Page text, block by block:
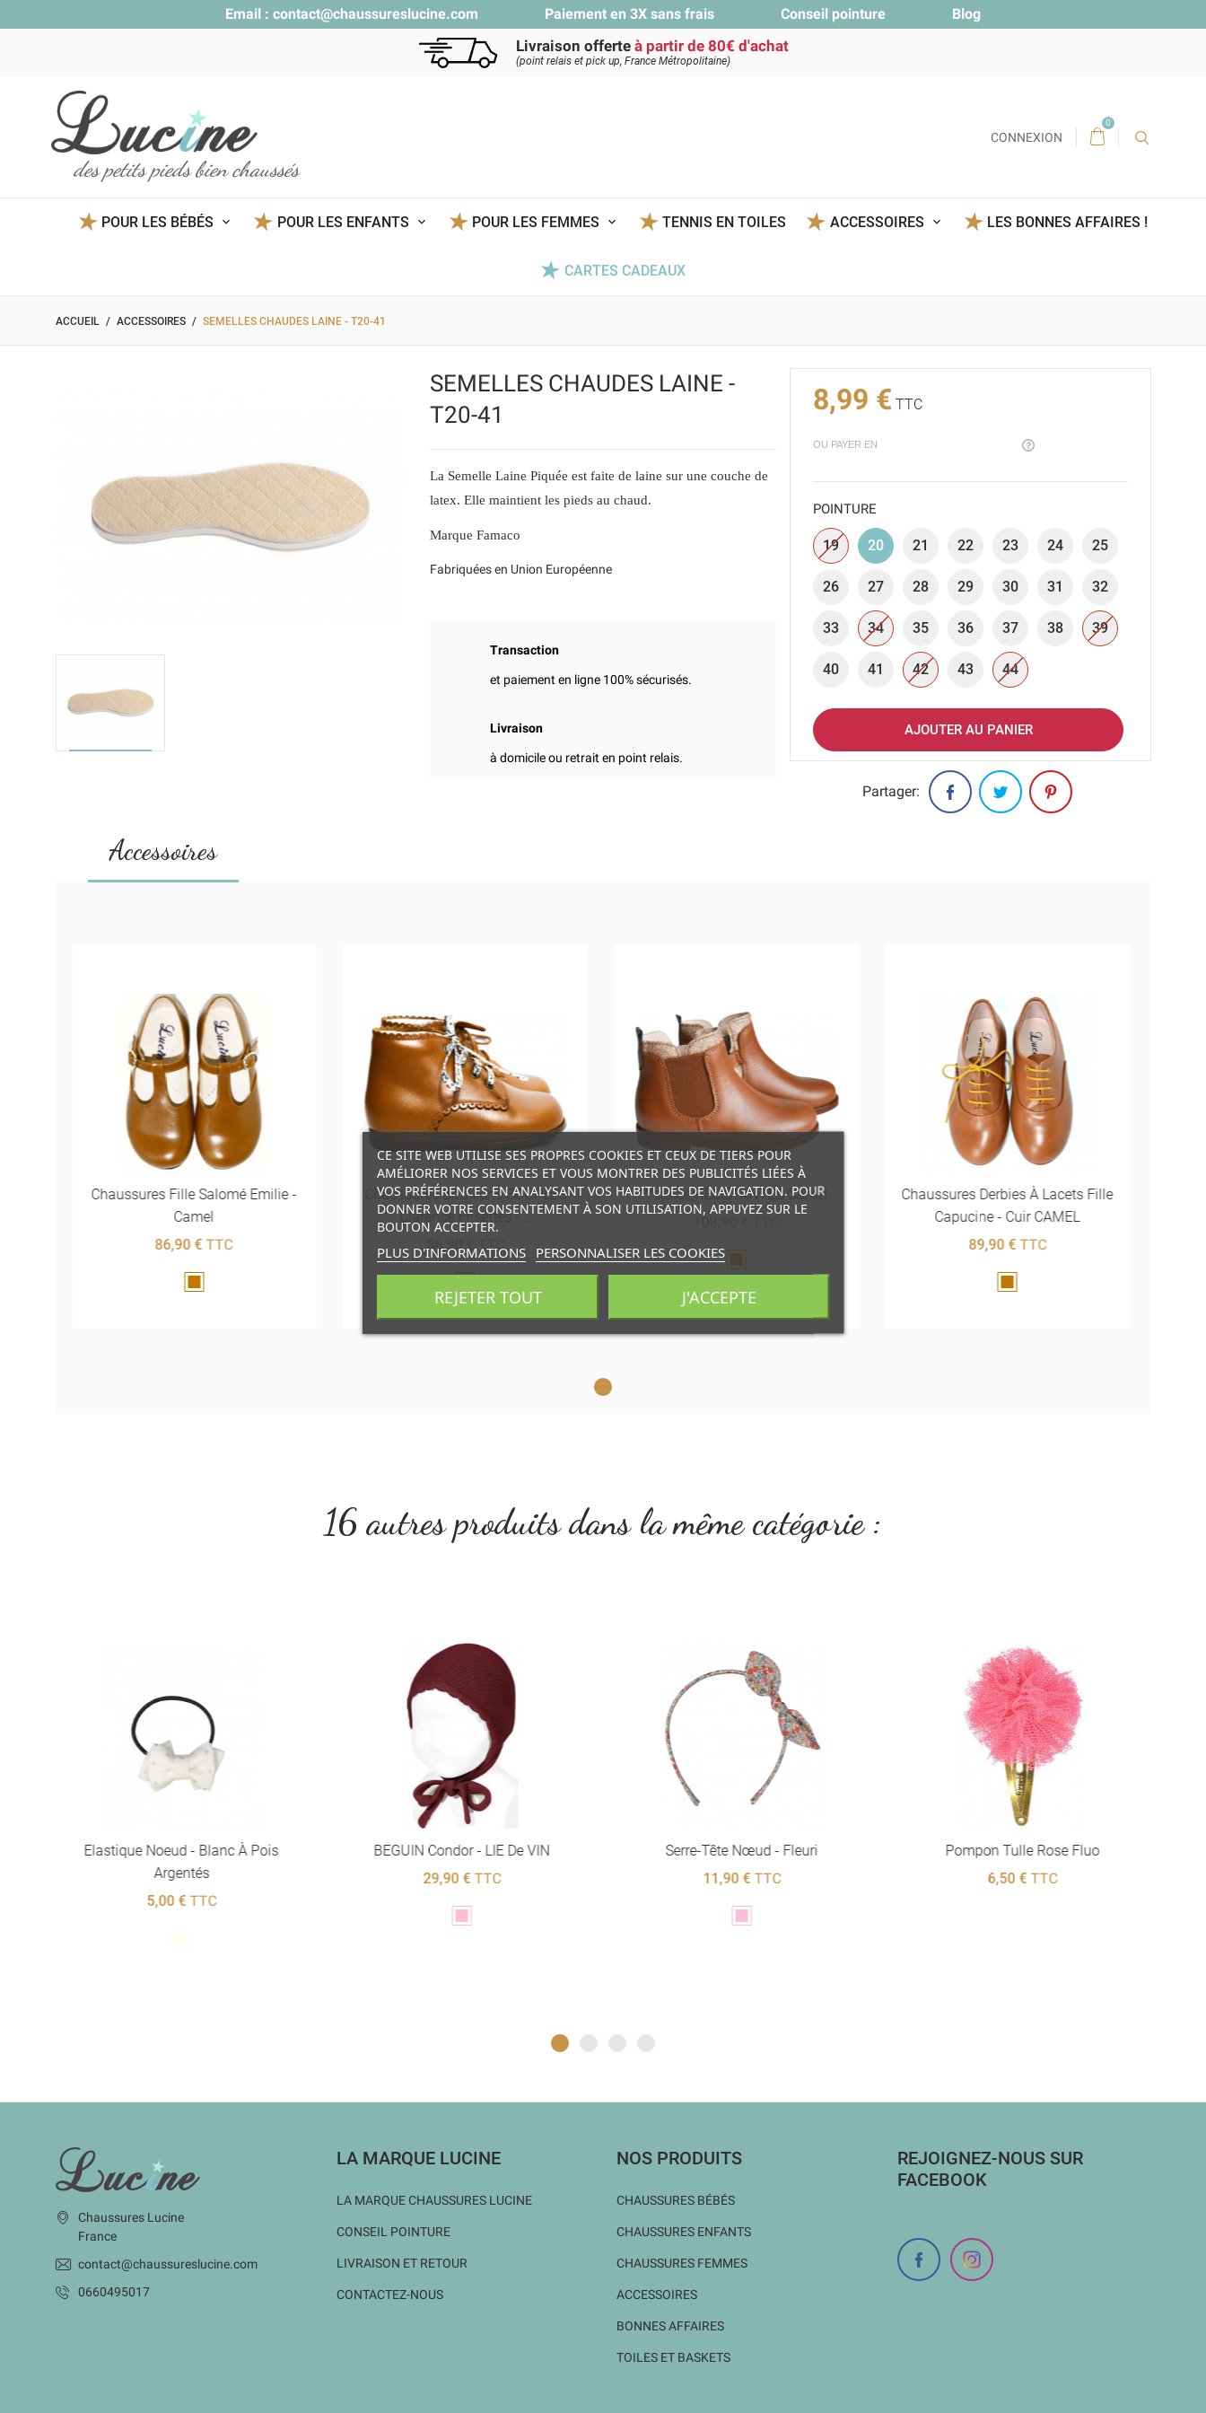
Email : contact@chaussureslucine.com Paiement en 3X sans frais Conseil pointure Blog
Livraison offerte à partir de 80€ d'achat
(point relais et pick up, France Métropolitaine)
des petits pieds bien chaussés
CONNEXION
0
POUR LES BÉBÉS POUR LES ENFANTS POUR LES FEMMES TENNIS EN TOILES ACCESSOIRES LES BONNES AFFAIRES !
CARTES CADEAUX
ACCUEIL ACCESSOIRES SEMELLES CHAUDES LAINE - T20-41
SEMELLES CHAUDES LAINE -
T20-41
La Semelle Laine Piquée est faite de laine sur une couche de
latex. Elle maintient les pieds au chaud.
Marque Famaco
Fabriquées en Union Européenne
Transaction
et paiement en ligne 100% sécurisés.
Livraison
à domicile ou retrait en point relais.
8,99 € TTC
OU PAYER EN
POINTURE
19 20 21 22 23 24 25
26 27 28 29 30 31 32
33 34 35 36 37 38 39
40 41 42 43 44
AJOUTER AU PANIER
Partager:
Accessoires
Chaussures Fille Salomé Emilie -
Camel
86,90 €TTC
Marron
Chaussures Bottillons SOUPLES
Clarence Frisettes -...
86,90 € TTC
Ysance RESISTANTES Camel
Marron
Chaussures Derbies À Lacets Fille
Capucine - Cuir CAMEL
89,90 €TTC
Marron
16 autres produits dans la même catégorie :
Elastique Noeud - Blanc À Pois
Argentés
5,00 €TTC
BEGUIN Condor - LIE De VIN
29,90 €TTC
Rose
Serre-Tête Nœud - Fleuri
11,90 €TTC
Rose
Pompon Tulle Rose Fluo
6,50 €TTC
INFORMATIONS
Chaussures Lucine
France
contact@chaussureslucine.com
0660495017
LA MARQUE LUCINE
LA MARQUE CHAUSSURES LUCINE
CONSEIL POINTURE
LIVRAISON ET RETOUR
CONTACTEZ-NOUS
NOS PRODUITS
CHAUSSURES BÉBÉS
CHAUSSURES ENFANTS
CHAUSSURES FEMMES
ACCESSOIRES
BONNES AFFAIRES
TOILES ET BASKETS
REJOIGNEZ-NOUS SUR
FACEBOOK
CE SITE WEB UTILISE SES PROPRES COOKIES ET CEUX DE TIERS POUR
AMÉLIORER NOS SERVICES ET VOUS MONTRER DES PUBLICITÉS LIÉES À
VOS PRÉFÉRENCES EN ANALYSANT VOS HABITUDES DE NAVIGATION. POUR
DONNER VOTRE CONSENTEMENT À SON UTILISATION, APPUYEZ SUR LE
BOUTON ACCEPTER.
PLUS D'INFORMATIONS PERSONNALISER LES COOKIES
REJETER TOUT J'ACCEPTE